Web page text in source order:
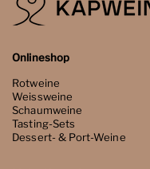
Onlineshop
Rotweine
Weissweine
Schaumweine
Tasting-Sets
Dessert- & Port-Weine